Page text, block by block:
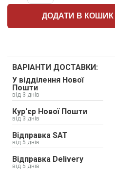
ДОДАТИ В КОШИК
ВАРІАНТИ ДОСТАВКИ:
У відділення Нової
Пошти
від 3 днів
Кур'єр Нової Пошти
від 3 днів
Відправка SAT
від 5 днів
Відправка Delivery
від 5 днів